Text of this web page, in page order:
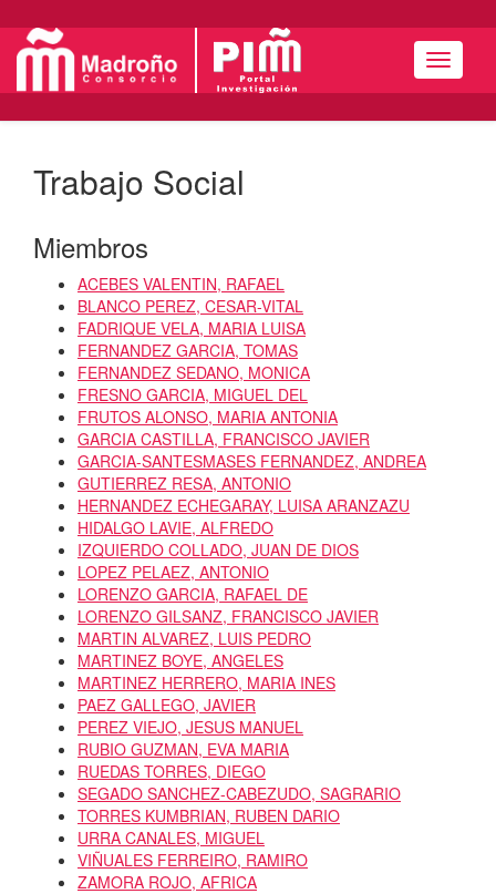
Menú
Trabajo Social
Miembros
ACEBES VALENTIN, RAFAEL
BLANCO PEREZ, CESAR-VITAL
FADRIQUE VELA, MARIA LUISA
FERNANDEZ GARCIA, TOMAS
FERNANDEZ SEDANO, MONICA
FRESNO GARCIA, MIGUEL DEL
FRUTOS ALONSO, MARIA ANTONIA
GARCIA CASTILLA, FRANCISCO JAVIER
GARCIA-SANTESMASES FERNANDEZ, ANDREA
GUTIERREZ RESA, ANTONIO
HERNANDEZ ECHEGARAY, LUISA ARANZAZU
HIDALGO LAVIE, ALFREDO
IZQUIERDO COLLADO, JUAN DE DIOS
LOPEZ PELAEZ, ANTONIO
LORENZO GARCIA, RAFAEL DE
LORENZO GILSANZ, FRANCISCO JAVIER
MARTIN ALVAREZ, LUIS PEDRO
MARTINEZ BOYE, ANGELES
MARTINEZ HERRERO, MARIA INES
PAEZ GALLEGO, JAVIER
PEREZ VIEJO, JESUS MANUEL
RUBIO GUZMAN, EVA MARIA
RUEDAS TORRES, DIEGO
SEGADO SANCHEZ-CABEZUDO, SAGRARIO
TORRES KUMBRIAN, RUBEN DARIO
URRA CANALES, MIGUEL
VIÑUALES FERREIRO, RAMIRO
ZAMORA ROJO, AFRICA